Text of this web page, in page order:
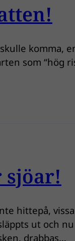
komma,
som “hög
hittepå,
ut och
drabbas…